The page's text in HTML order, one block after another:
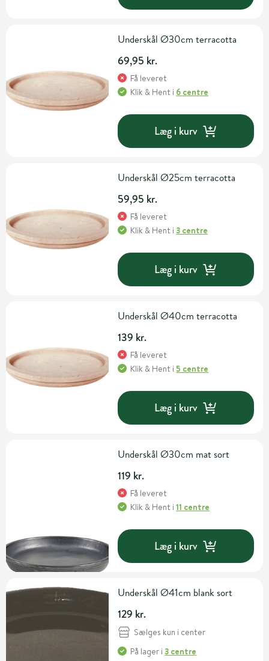
Underskål Ø30cm terracotta
69,95 kr.
Få leveret
Klik & Hent i 6 centre
Læg i kurv
Underskål Ø25cm terracotta
59,95 kr.
Få leveret
Klik & Hent i3 centre
Læg i kurv
Underskål Ø40cm terracotta
139 kr.
Få leveret
Klik & Hent i5 centre
Læg i kurv
Underskål Ø30cm mat sort
119 kr.
Få leveret
Klik & Hent i11 centre
Læg i kurv
Underskål Ø41cm blank sort
129 kr.
Sælges kun i center
På lager i3 centre